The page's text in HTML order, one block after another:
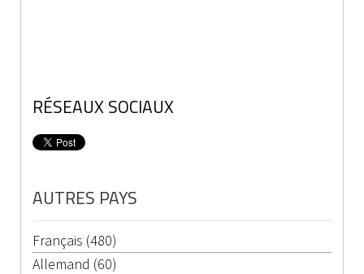
RÉSEAUX SOCIAUX
AUTRES PAYS
Français (480)
Allemand (60)